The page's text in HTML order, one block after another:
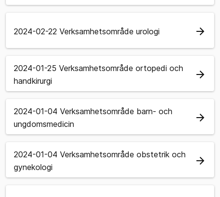
2024-02-22 Verksamhetsområde urologi arrow_forward
2024-01-25 Verksamhetsområde ortopedi och
handkirurgi
arrow_forward
2024-01-04 Verksamhetsområde barn- och
ungdomsmedicin
arrow_forward
2024-01-04 Verksamhetsområde obstetrik och
gynekologi
arrow_forward